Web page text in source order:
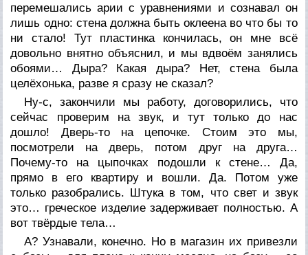
перемешались арии с уравнениями и сознавал он
лишь одно: стена должна быть оклеена во что бы то
ни стало! Тут пластинка кончилась, он мне всё
довольно внятно объяснил, и мы вдвоём занялись
обоями… Дыра? Какая дыра? Нет, стена была
целёхонька, разве я сразу не сказал?
Ну-с, закончили мы работу, договорились, что
сейчас проверим на звук, и тут только до нас
дошло! Дверь-то на цепочке. Стоим это мы,
посмотрели на дверь, потом друг на друга…
Почему-то на цыпочках подошли к стене… Да,
прямо в его квартиру и вошли. Да. Потом уже
только разобрались. Штука в том, что свет и звук
это… греческое изделие задерживает полностью. А
вот твёрдые тела…
А? Узнавали, конечно. Но в магазин их привезли